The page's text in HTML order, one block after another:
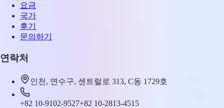
요금
국가
후기
문의하기
연락처
인천, 연수구, 센트럴로 313, C동 1729호
+82 10-9102-9527+82 10-2813-4515